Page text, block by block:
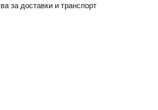
за доставки и транспорт